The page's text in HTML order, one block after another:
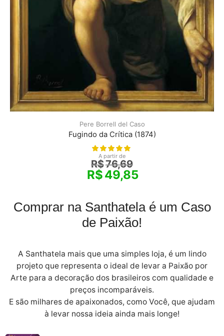
Pere Borrell del Caso
Fugindo da Crítica (1874)
A partir de
R$76,69
R$49,85
Comprar na Santhatela é um Caso
de Paixão!
A Santhatela mais que uma simples loja, é um lindo
projeto que representa o ideal de levar a Paixão por
Arte para a decoração dos brasileiros com qualidade e
preços incomparáveis.
E são milhares de apaixonados, como Você, que ajudam
à levar nossa ideia ainda mais longe!